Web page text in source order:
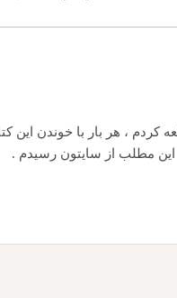
کردم ، هر بار با خوندن
این مطلب از سایتون رسیدم .